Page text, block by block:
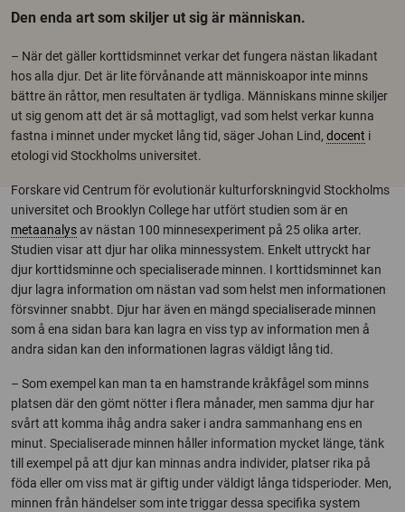
Den enda art som skiljer ut sig är människan.
– När det gäller korttidsminnet verkar det fungera nästan likadant
hos alla djur. Det är lite förvånande att människoapor inte minns
bättre än råttor, men resultaten är tydliga. Människans minne skiljer
ut sig genom att det är så mottagligt, vad som helst verkar kunna
fastna i minnet under mycket lång tid, säger Johan Lind, docent i
etologi vid Stockholms universitet.
Forskare vid Centrum för evolutionär kulturforskningvid Stockholms
universitet och Brooklyn College har utfört studien som är en
metaanalysav nästan 100 minnesexperiment på 25 olika arter.
Studien visar att djur har olika minnessystem. Enkelt uttryckt har
djur korttidsminne och specialiserade minnen. I korttidsminnet kan
djur lagra information om nästan vad som helst men informationen
försvinner snabbt. Djur har även en mängd specialiserade minnen
som å ena sidan bara kan lagra en viss typ av information men å
andra sidan kan den informationen lagras väldigt lång tid.
– Som exempel kan man ta en hamstrande kråkfågel som minns
platsen där den gömt nötter i flera månader, men samma djur har
svårt att komma ihåg andra saker i andra sammanhang ens en
minut. Specialiserade minnen håller information mycket länge, tänk
till exempel på att djur kan minnas andra individer, platser rika på
föda eller om viss mat är giftig under väldigt långa tidsperioder. Men,
minnen från händelser som inte triggar dessa specifika system